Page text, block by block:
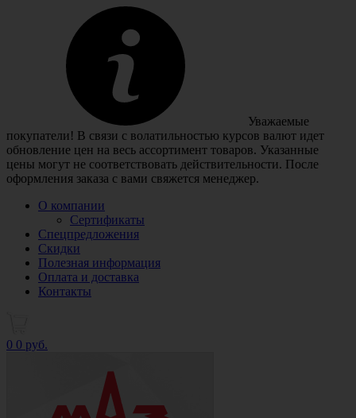
Уважаемые
покупатели! В связи с волатильностью курсов валют идет
обновление цен на весь ассортимент товаров. Указанные
цены могут не соответствовать действительности. После
оформления заказа с вами свяжется менеджер.
О компании
Сертификаты
Спецпредложения
Скидки
Полезная информация
Оплата и доставка
Контакты
0 0 руб.